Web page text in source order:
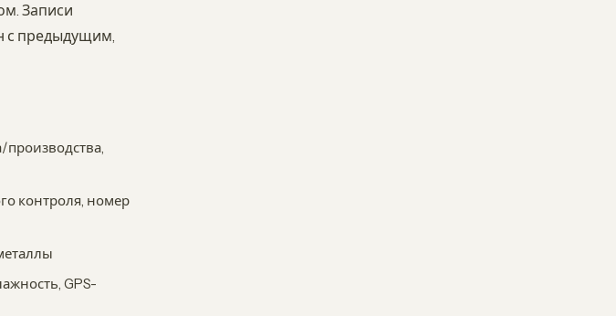
Записи
с предыдущим,
производства,
контроля, номер
GPS-